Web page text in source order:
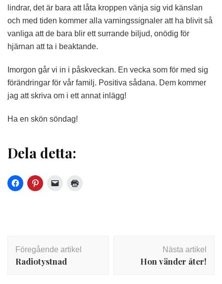
lindrar, det är bara att låta kroppen vänja sig vid känslan
och med tiden kommer alla varningssignaler att ha blivit så
vanliga att de bara blir ett surrande biljud, onödig för
hjärnan att ta i beaktande.
Imorgon går vi in i påskveckan. En vecka som för med sig
förändringar för vår familj. Positiva sådana. Dem kommer
jag att skriva om i ett annat inlägg!
Ha en skön söndag!
Dela detta:
Föregående artikel
Radiotystnad
Nästa artikel
Hon vänder åter!